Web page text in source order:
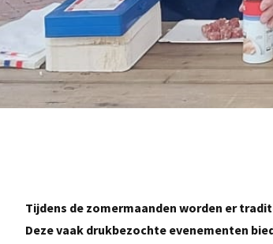
Tijdens de zomermaanden worden er
Deze vaak drukbezochte evenementen